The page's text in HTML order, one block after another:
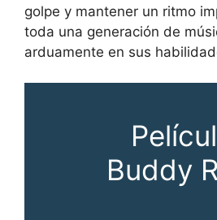
golpe y mantener un ritmo
toda una generación de
arduamente en sus
Buddy